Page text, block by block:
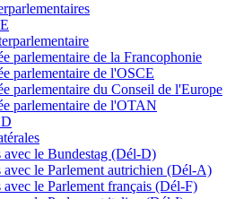
parlementaire de la Francophonie
parlementaire de l'OSCE
parlementaire du Conseil de l'Europe
parlementaire de l'OTAN
avec le Bundestag (Dél-D)
avec le Parlement autrichien (Dél-A)
avec le Parlement français (Dél-F)